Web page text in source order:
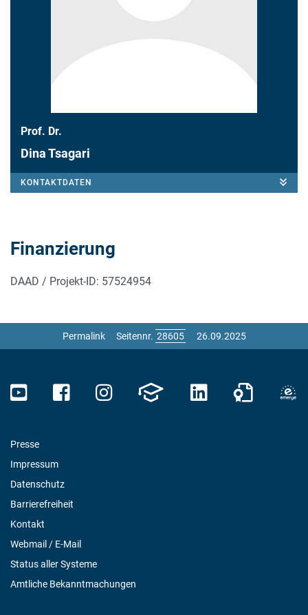
Prof. Dr.
Dina Tsagari
KONTAKTDATEN
Finanzierung
DAAD / Projekt-ID: 57524954
Permalink Seitennr. 26.09.2025
Presse
Impressum
Datenschutz
Barrierefreiheit
Kontakt
Webmail / E-Mail
Status aller Systeme
Amtliche Bekanntmachungen